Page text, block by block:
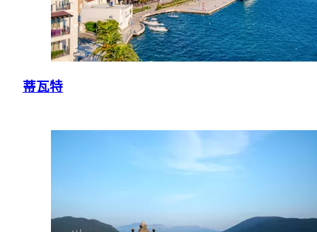
蒂瓦特